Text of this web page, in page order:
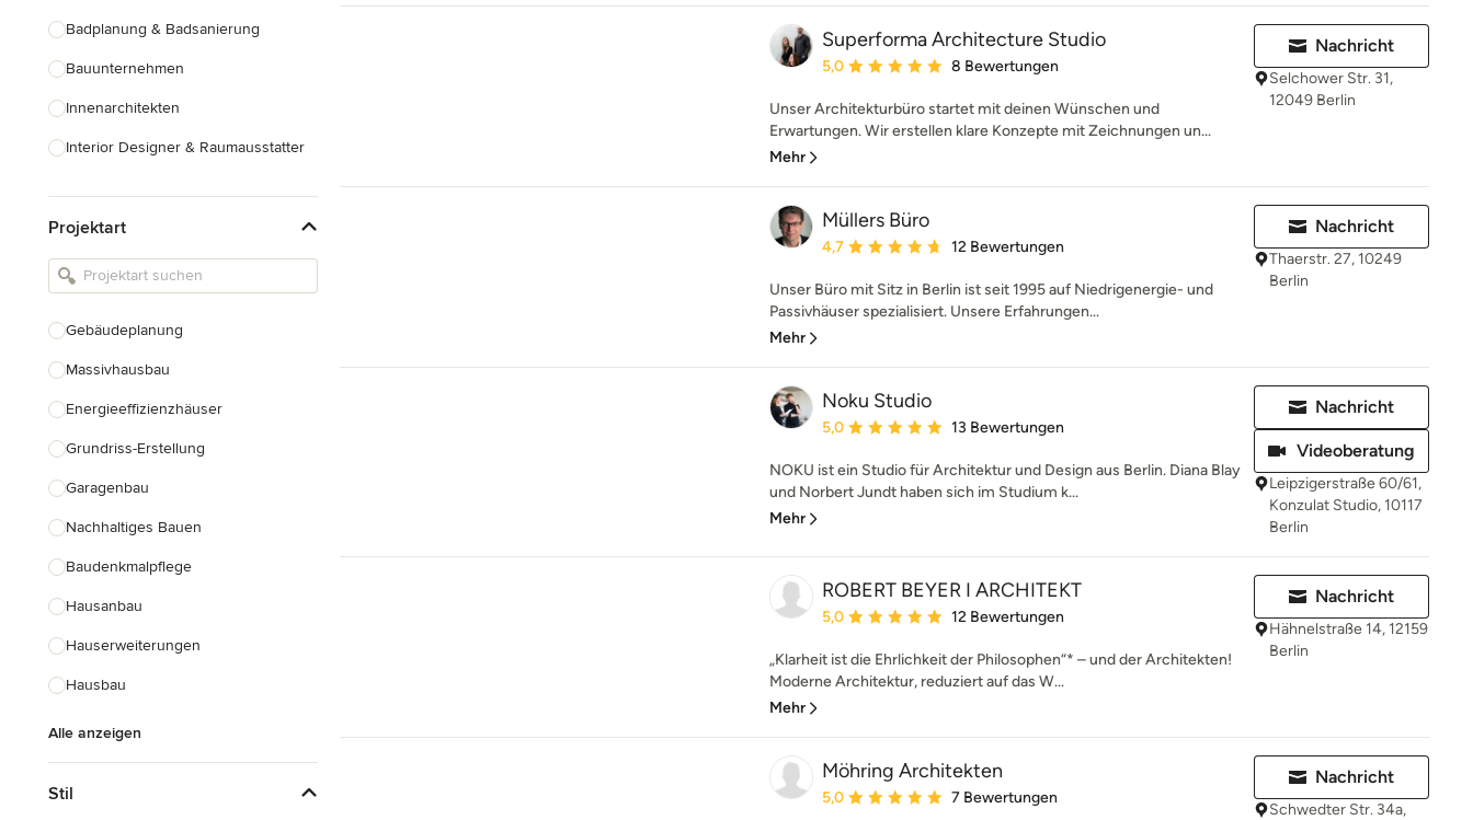
Badplanung & Badsanierung
Bauunternehmen
Innenarchitekten
Interior Designer & Raumausstatter
Landschaftsarchitekten
Armaturen & Sanitärbedarf
Einbauschränke
Projektart
Gebäudeplanung
Massivhausbau
Energieeffizienzhäuser
Grundriss-Erstellung
Garagenbau
Nachhaltiges Bauen
Baudenkmalpflege
Hausanbau
Hauserweiterungen
Hausbau
Alle anzeigen
Stil
Superforma Architecture Studio
Durchschnittliche Bewertung: 5 von 5 Sternen
5,0 8 Bewertungen
Unser Architekturbüro startet mit deinen Wünschen und
Erwartungen. Wir erstellen klare Konzepte mit Zeichnungen un...
Mehr
Nachricht
Selchower Str. 31,
12049 Berlin
Müllers Büro
Durchschnittliche Bewertung: 4.7 von 5 Sternen
4,7 12 Bewertungen
Unser Büro mit Sitz in Berlin ist seit 1995 auf Niedrigenergie- und
Passivhäuser spezialisiert. Unsere Erfahrungen...
Mehr
Nachricht
Thaerstr. 27, 10249
Berlin
Noku Studio
Durchschnittliche Bewertung: 5 von 5 Sternen
5,0 13 Bewertungen
NOKU ist ein Studio für Architektur und Design aus Berlin. Diana Blay
und Norbert Jundt haben sich im Studium k...
Mehr
Nachricht
Videoberatung
Leipzigerstraße 60/61,
Konzulat Studio, 10117
Berlin
ROBERT BEYER I ARCHITEKT
Durchschnittliche Bewertung: 5 von 5 Sternen
5,0 12 Bewertungen
„Klarheit ist die Ehrlichkeit der Philosophen“* – und der Architekten!
Moderne Architektur, reduziert auf das W...
Mehr
Nachricht
Hähnelstraße 14, 12159
Berlin
Möhring Architekten
Durchschnittliche Bewertung: 5 von 5 Sternen
5,0 7 Bewertungen
Nachricht
Schwedter Str. 34a,